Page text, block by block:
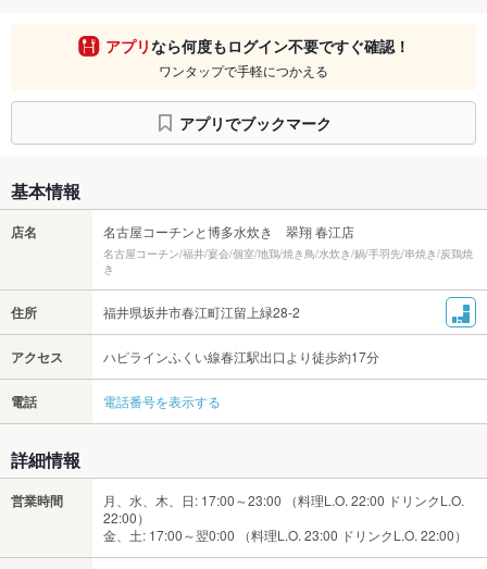
アプリなら何度もログイン不要ですぐ確認！
ワンタップで手軽につかえる
アプリでブックマーク
基本情報
店名 名古屋コーチンと博多水炊き 翠翔 春江店
名古屋コーチン/福井/宴会/個室/地鶏/焼き鳥/水炊き/鍋/手羽先/串焼き/炭鶏焼
き
住所 福井県坂井市春江町江留上緑28-2
アクセス ハピラインふくい線春江駅出口より徒歩約17分
電話 電話番号を表示する
詳細情報
営業時間
月、水、木、日: 17:00～23:00 （料理L.O. 22:00 ドリンクL.O.
22:00）
金、土: 17:00～翌0:00 （料理L.O. 23:00 ドリンクL.O. 22:00）